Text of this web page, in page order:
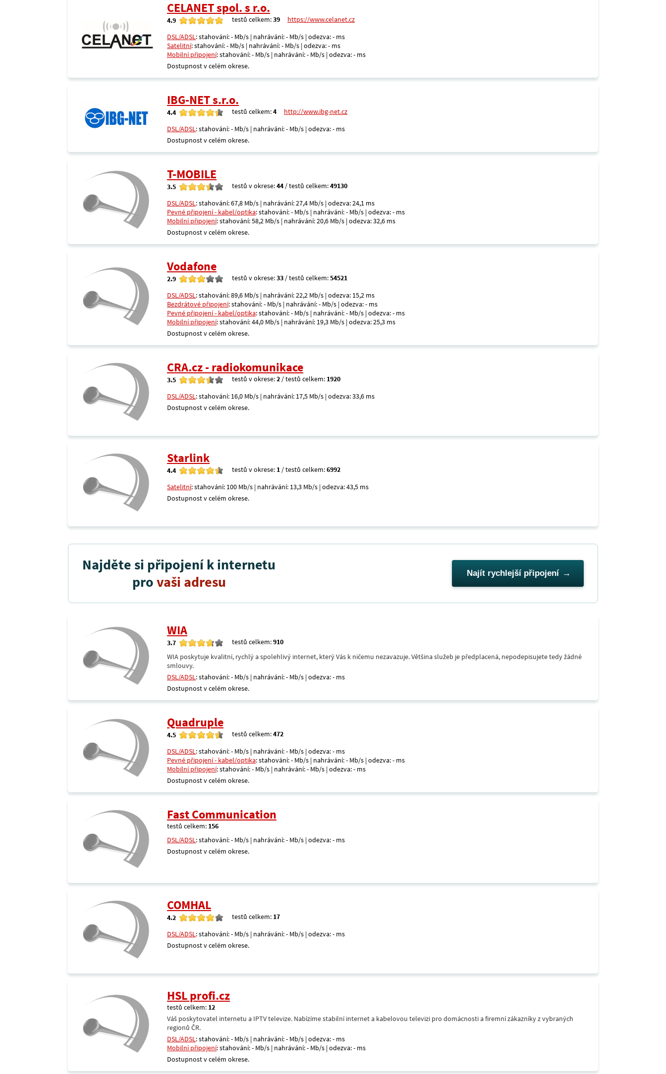
CELANET spol. s r.o.
4.9 testů celkem:39
https://www.celanet.cz
DSL/ADSL: stahování: - Mb/s | nahrávání: - Mb/s | odezva: - ms
Satelitní: stahování: - Mb/s | nahrávání: - Mb/s | odezva: - ms
Mobilní připojení: stahování: - Mb/s | nahrávání: - Mb/s | odezva: - ms
Dostupnost v celém okrese.
IBG-NET s.r.o.
4.4 testů celkem:4
http://www.ibg-net.cz
DSL/ADSL: stahování: - Mb/s | nahrávání: - Mb/s | odezva: - ms
Dostupnost v celém okrese.
T-MOBILE
3.5 testů v okrese:44 / testů celkem:49130
DSL/ADSL: stahování: 67,8 Mb/s | nahrávání: 27,4 Mb/s | odezva: 24,1 ms
Pevné připojení - kabel/optika: stahování: - Mb/s | nahrávání: - Mb/s | odezva: - ms
Mobilní připojení: stahování: 58,2 Mb/s | nahrávání: 20,6 Mb/s | odezva: 32,6 ms
Dostupnost v celém okrese.
Vodafone
2.9 testů v okrese:33 / testů celkem:54521
DSL/ADSL: stahování: 89,6 Mb/s | nahrávání: 22,2 Mb/s | odezva: 15,2 ms
Bezdrátové připojení: stahování: - Mb/s | nahrávání: - Mb/s | odezva: - ms
Pevné připojení - kabel/optika: stahování: - Mb/s | nahrávání: - Mb/s | odezva: - ms
Mobilní připojení: stahování: 44,0 Mb/s | nahrávání: 19,3 Mb/s | odezva: 25,3 ms
Dostupnost v celém okrese.
CRA.cz - radiokomunikace
3.5 testů v okrese:2 / testů celkem: 1920
DSL/ADSL: stahování: 16,0 Mb/s | nahrávání: 17,5 Mb/s | odezva: 33,6 ms
Dostupnost v celém okrese.
Starlink
4.4 testů v okrese: 1 / testů celkem:6992
Satelitní: stahování: 100 Mb/s | nahrávání: 13,3 Mb/s | odezva: 43,5 ms
Dostupnost v celém okrese.
Najděte si připojení k internetu
provaši adresu Najít rychlejší připojení
WIA
3.7 testů celkem:910
WIA poskytuje kvalitní, rychlý a spolehlivý internet, který Vás k ničemu nezavazuje. Většina služeb je předplacená, nepodepisujete tedy žádné
smlouvy.
DSL/ADSL: stahování: - Mb/s | nahrávání: - Mb/s | odezva: - ms
Dostupnost v celém okrese.
Quadruple
4.5 testů celkem:472
DSL/ADSL: stahování: - Mb/s | nahrávání: - Mb/s | odezva: - ms
Pevné připojení - kabel/optika: stahování: - Mb/s | nahrávání: - Mb/s | odezva: - ms
Mobilní připojení: stahování: - Mb/s | nahrávání: - Mb/s | odezva: - ms
Dostupnost v celém okrese.
Fast Communication
testů celkem: 156
DSL/ADSL: stahování: - Mb/s | nahrávání: - Mb/s | odezva: - ms
Dostupnost v celém okrese.
COMHAL
4.2 testů celkem: 17
DSL/ADSL: stahování: - Mb/s | nahrávání: - Mb/s | odezva: - ms
Dostupnost v celém okrese.
HSL profi.cz
testů celkem: 12
Váš poskytovatel internetu a IPTV televize. Nabízíme stabilní internet a kabelovou televizi pro domácnosti a firemní zákazníky z vybraných
regionů ČR.
DSL/ADSL: stahování: - Mb/s | nahrávání: - Mb/s | odezva: - ms
Mobilní připojení: stahování: - Mb/s | nahrávání: - Mb/s | odezva: - ms
Dostupnost v celém okrese.